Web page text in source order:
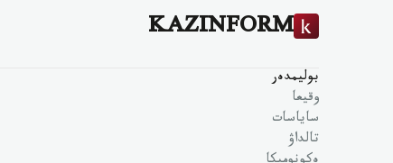
KAZINFORM
بوليمدەر
وقيعا
ساياسات
تالداۋ